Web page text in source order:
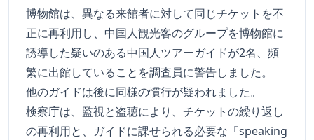
博物館は、異なる来館者に対して同じチケットを不
正に再利用し、中国人観光客のグループを博物館に
誘導した疑いのある中国人ツアーガイドが2名、頻
繁に出館していることを調査員に警告しました。
他のガイドは後に同様の慣行が疑われました。
検察庁は、監視と盗聴により、チケットの繰り返し
の再利用と、ガイドに課せられる必要な「speaking